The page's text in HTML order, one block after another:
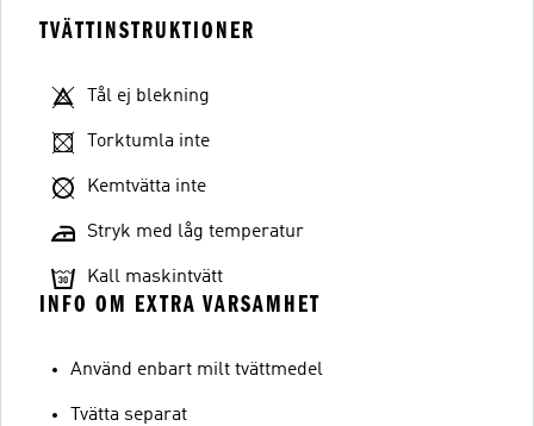
TVÄTTINSTRUKTIONER
Tål ej blekning
Torktumla inte
Kemtvätta inte
Stryk med låg temperatur
Kall maskintvätt
INFO OM EXTRA VARSAMHET
Använd enbart milt tvättmedel
Tvätta separat